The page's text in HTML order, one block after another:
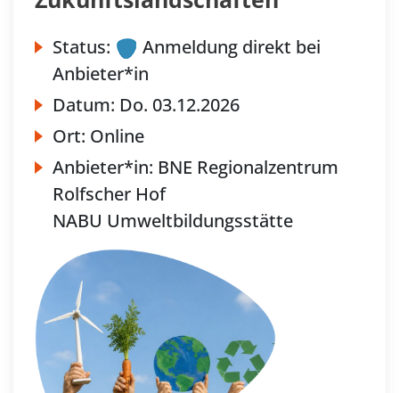
Status:
Anmeldung direkt bei
Anbieter*in
Datum: Do. 03.12.2026
Ort: Online
Anbieter*in: BNE Regionalzentrum
Rolfscher Hof
NABU Umweltbildungsstätte